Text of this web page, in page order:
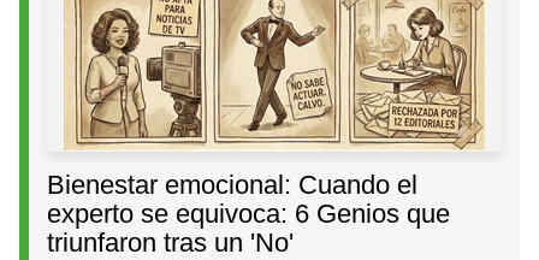
Bienestar emocional: Cuando el
experto se equivoca: 6 Genios que
triunfaron tras un 'No'